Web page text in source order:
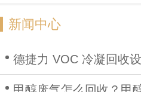
新闻中心
德捷力 VOC 冷凝回收设备 回收甲醇、